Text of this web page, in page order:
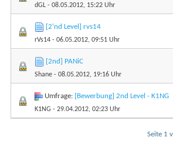
dGL - 08.05.2012, 15:22 Uhr
[2'nd Level] rvs14
rVs14 - 06.05.2012, 09:51 Uhr
[2nd] PANiC
Shane - 08.05.2012, 19:16 Uhr
Umfrage: [Bewerbung] 2nd Level - K1NG
K1NG - 29.04.2012, 02:23 Uhr
Seite 1